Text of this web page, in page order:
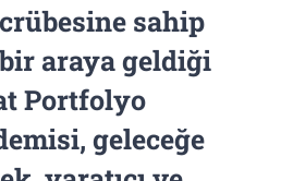
sahip
araya geldiği
Portfolyo
geleceğe